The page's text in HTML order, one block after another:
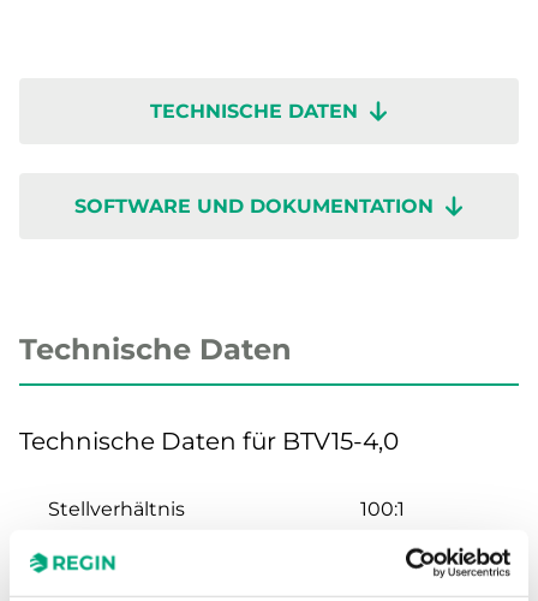
TECHNISCHE DATEN
SOFTWARE UND DOKUMENTATION
Technische Daten
Technische Daten für BTV15-4,0
Stellverhältnis 100:1
Hub 20 mm